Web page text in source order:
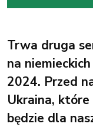
Trwa druga
na
2024. Przed
Ukraina,
będzie dla